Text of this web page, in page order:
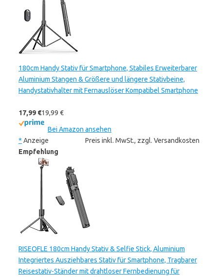
180cm Handy Stativ für Smartphone, Stabiles Erweiterbarer
Aluminium Stangen & Größere und längere Stativbeine,
Handystativhalter mit Fernauslöser Kompatibel Smartphone
17,99 €19,99 €
Bei Amazon ansehen
* Anzeige
Preis inkl. MwSt., zzgl. Versandkosten
Empfehlung
RISEOFLE 180cm Handy Stativ & Selfie Stick, Aluminium
Integriertes Ausziehbares Stativ für Smartphone, Tragbarer
Reisestativ-Ständer mit drahtloser Fernbedienung für